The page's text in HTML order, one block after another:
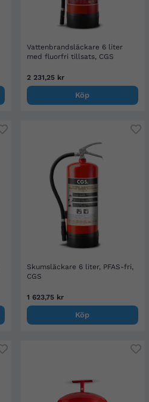
Vattenbrandsläckare 6 liter
med fluorfri tillsats, CGS
2 231,25 kr
Köp
Skumsläckare 6 liter, PFAS-fri,
CGS
1 623,75 kr
Köp